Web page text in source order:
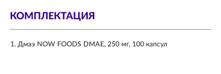
КОМПЛЕКТАЦИЯ
Дмаэ NOW FOODS DMAE, 250 мг, 100 капсул